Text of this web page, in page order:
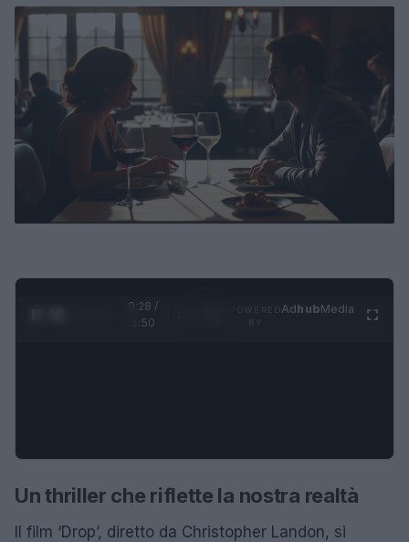
0:29 /
1:50
AdhubMedia
Un thriller che riflette la nostra realtà
Il film ‘Drop’, diretto da Christopher Landon, si